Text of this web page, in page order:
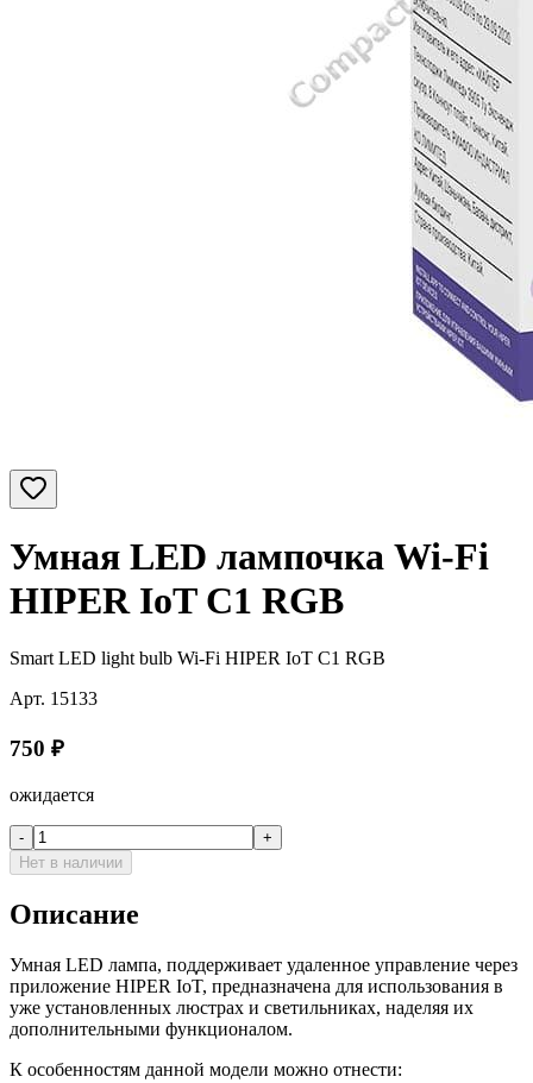
Умная LED лампочка Wi-Fi
HIPER IoT C1 RGB
Smart LED light bulb Wi-Fi HIPER IoT C1 RGB
Арт. 15133
750 ₽
ожидается
-
+
Нет в наличии
Описание
Умная LED лампа, поддерживает удаленное управление через
приложение HIPER IoT, предназначена для использования в
уже установленных люстрах и светильниках, наделяя их
дополнительными функционалом.
К особенностям данной модели можно отнести: